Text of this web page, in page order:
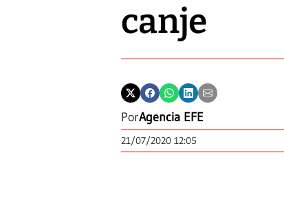
canje
PorAgencia EFE
21/07/2020 12:05